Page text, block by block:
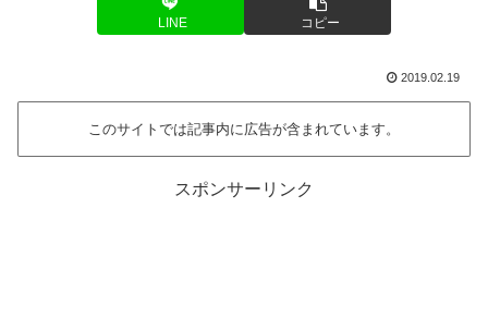
LINE コピー
2019.02.19
このサイトでは記事内に広告が含まれています。
スポンサーリンク